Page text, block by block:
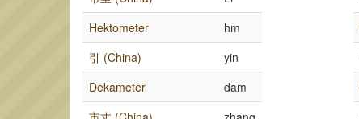
Hektometer
hm
引 (China)
yin
Dekameter
dam